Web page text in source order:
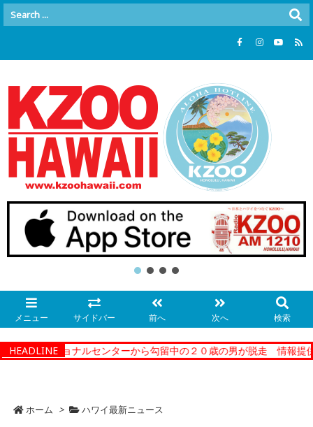
メニュー サイドバー 前へ 次へ 検索
HEADLINE
コレクショナルセンターから勾留中の２０歳の男が脱走 情報提供
ホーム > ハワイ最新ニュース